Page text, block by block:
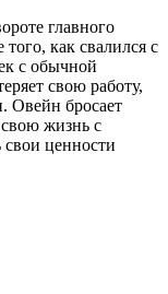
главного
как свалился с
с обычной
свою работу,
Овейн бросает
жизнь с
свои ценности